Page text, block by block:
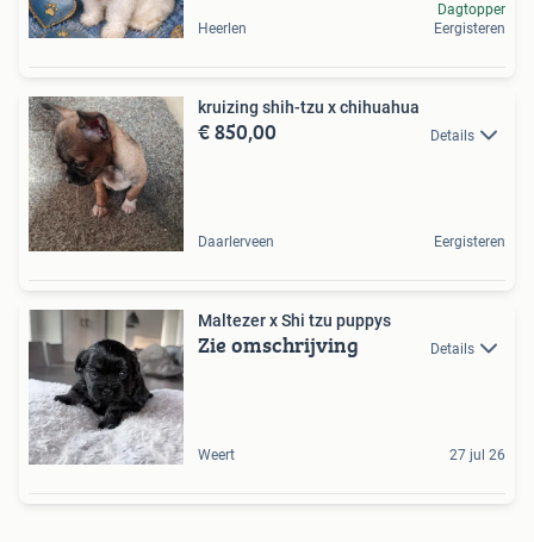
Heerlen
Dagtopper
Eergisteren
kruizing shih-tzu x chihuahua
€ 850,00 Details
Daarlerveen Eergisteren
Maltezer x Shi tzu puppys
Zie omschrijving Details
Weert 27 jul 26